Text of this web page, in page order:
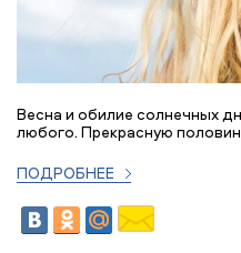
Весна и обилие солнечных
любого. Прекрасную
ПОДРОБНЕЕ